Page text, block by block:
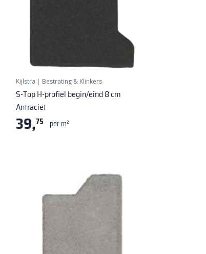
Kijlstra | Bestrating & Klinkers
S-Top H-profiel begin/eind 8 cm
Antraciet
39,75 per m²